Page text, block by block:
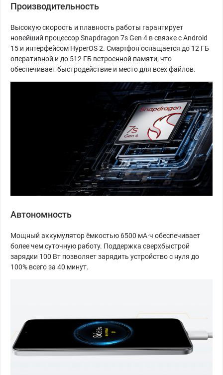
Производительность
Высокую скорость и плавность работы гарантирует
новейший процессор Snapdragon 7s Gen 4 в связке с Android
15 и интерфейсом HyperOS 2. Смартфон оснащается до 12 ГБ
оперативной и до 512 ГБ встроенной памяти, что
обеспечивает быстродействие и место для всех файлов.
Автономность
Мощный аккумулятор ёмкостью 6500 мА·ч обеспечивает
более чем суточную работу. Поддержка сверхбыстрой
зарядки 100 Вт позволяет зарядить устройство с нуля до
100% всего за 40 минут.